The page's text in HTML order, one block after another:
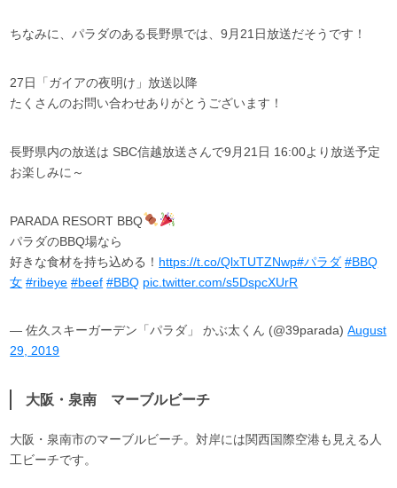
ちなみに、パラダのある長野県では、9月21日放送だそうです！
27日「ガイアの夜明け」放送以降
たくさんのお問い合わせありがとうございます！
長野県内の放送は SBC信越放送さんで9月21日 16:00より放送予定
お楽しみに～
PARADA RESORT BBQ
パラダのBBQ場なら
好きな食材を持ち込める！ https://t.co/QlxTUTZNwp#パラダ #BBQ
女 #ribeye #beef #BBQ pic.twitter.com/s5DspcXUrR
— 佐久スキーガーデン「パラダ」 かぶ太くん (@39parada)August
29, 2019
大阪・泉南 マーブルビーチ
大阪・泉南市のマーブルビーチ。対岸には関西国際空港も見える人
工ビーチです。